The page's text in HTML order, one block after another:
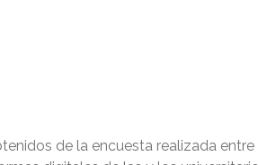
de la encuesta realizada entre